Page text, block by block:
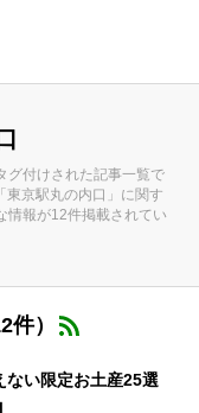
グ付けされた記事一覧で
東京駅丸の内口」に関す
情報が12件掲載されてい
）
ない限定お土産25選